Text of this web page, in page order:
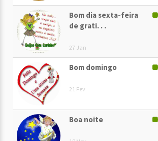
Bom dia sexta-feira
de grati. . .
27 Jan
Bom domingo
21 Fev
Boa noite